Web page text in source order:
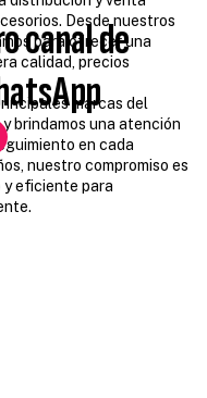
canal de
Desde nuestros
para ofrecer una
calidad, precios
marcas del
brindamos una atención
en cada
nuestro compromiso es
eficiente para